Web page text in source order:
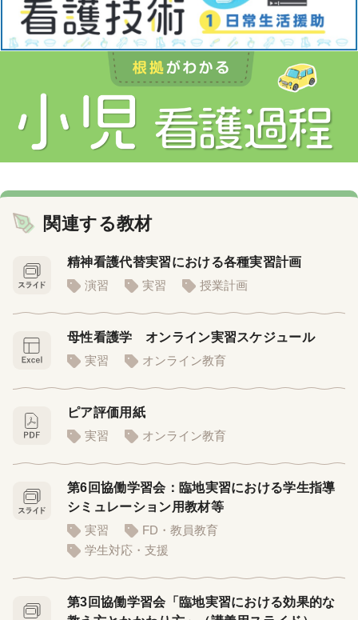
関連する教材
精神看護代替実習における各種実習計画
演習
実習 授業計画
母性看護学 オンライン実習スケジュール
実習
オンライン教育
ピア評価用紙
実習
オンライン教育
第6回協働学習会：臨地実習における学生指導
シミュレーション用教材等
実習
FD・教員教育
学生対応・支援
第3回協働学習会「臨地実習における効果的な